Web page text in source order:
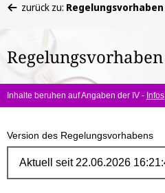
befinden
hier:
zurück zu: Regelungsvorhaben
Regelungsvorhaben
Inhalte beruhen auf Angaben der IV - Infos
Version des Regelungsvorhabens